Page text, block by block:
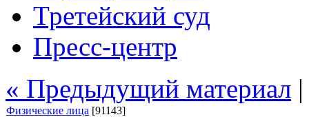
Третейский суд
Пресс-центр
« Предыдущий материал
Физические лица [91143]